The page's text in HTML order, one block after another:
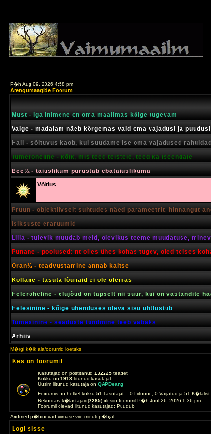
P�h Aug 09, 2026 4:58 pm
Arengumaagide Foorum
Must - iga inimene on oma maailmas kõige tugevam
Valge - madalam näeb kõrgemas vaid oma vajadusi ja puudusi
Hall - sõltuvus kaob, kui suudame ise oma vajadused
Tumeroheline - kõik, mis teed teistele, teed ka iseendale
Bee¾ - täiuslikum purustab ebatäiuslikuma
Võitlus
Pruun - objektiivselt suhtudes näed parameetrit, hinnangut
Isiksuste eraruumid
Lilla - tulevik muudab meid, olevikus teeme muudatuse,
Punane - poolused: nt olles ühes kohas tugev, oled teises
Oran¾ - teadvustamine annab kaitse
Kollane - tasuta lõunaid ei ole olemas
Heleroheline - elujõud on täpselt nii suur, kui on vastandite
Helesinine - kõige ühenduses oleva sisu ühtlustub
Tumesinine - seaduste tundmine teeb vabaks
Arhiiv
M�rgi k�ik alafoorumid loetuks
Kes on foorumil
Kasutajad on postitanud 132225 teadet
Kokku on 1918 liitunud kasutajat
Uusim liitunud kasutaja on QAPDeang
Foorumis on hetkel kokku 51 kasutajat :: 0 Liitunud, 0 Varjatud ja 51
Rekordarv k�lastajaid(2285) oli siin foorumil P�h Juul 26, 2026 1:36 pm
Foorumil olevad liitunud kasutajad: Puudub
Andmed p�hinevad viimase viie minuti p�hjal
Logi sisse